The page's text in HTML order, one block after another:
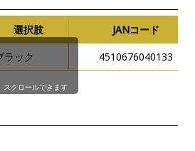
選択肢
JANコード
ラック 4510676040133
スクロールできます